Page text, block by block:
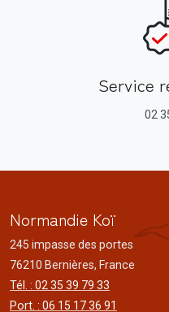
Service
02
Normandie Koï
245 impasse des portes
76210 Bernières, France
Tél. : 02 35 39 79 33
Port. : 06 15 17 36 91